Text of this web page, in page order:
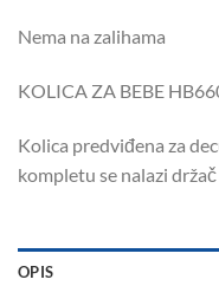
Nema na zalihama
KOLICA ZA BEBE
Kolica predviđena za
kompletu se nalazi držač
OPIS